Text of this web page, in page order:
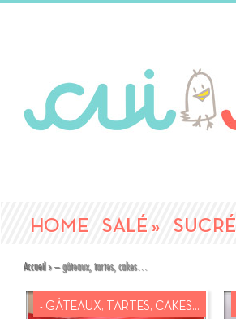
HOME SALÉ » SUCRÉ
Accueil»– gâteaux, tartes, cakes…
- GÂTEAUX, TARTES, CAKES...